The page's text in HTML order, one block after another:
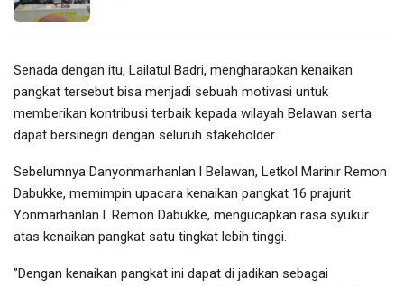
Senada dengan itu, Lailatul Badri, mengharapkan kenaikan
pangkat tersebut bisa menjadi sebuah motivasi untuk
memberikan kontribusi terbaik kepada wilayah Belawan serta
dapat bersinegri dengan seluruh stakeholder.
Sebelumnya Danyonmarhanlan l Belawan, Letkol Marinir Remon
Dabukke, memimpin upacara kenaikan pangkat 16 prajurit
Yonmarhanlan l. Remon Dabukke, mengucapkan rasa syukur
atas kenaikan pangkat satu tingkat lebih tinggi.
”Dengan kenaikan pangkat ini dapat di jadikan sebagai